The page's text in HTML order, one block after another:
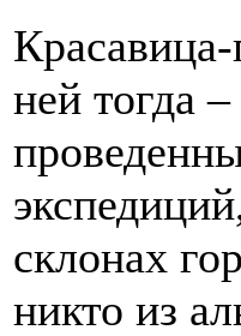
ней тогда
склонах
никто из